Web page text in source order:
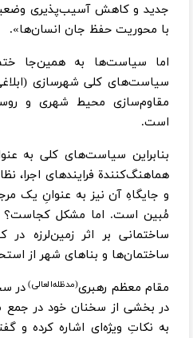
جدید و کاهش آسیب‌پذیری وضعیت
با محوریت حفظ جان انسان‌ها».
اما سیاست‌ها به همین‌جا
مقاوم‌سازی محیط شهری و
است.
بنابراین سیاست‌های کلی به
هماهنگ‌کنندة فرایندهای اجرا،
و جایگاهِ آن نیز به عنوانِ یک
مُبین است. اما مشکل کجاست؟
ساختمانی بر اثر زمین‌لرزه در
ساختمان‌ها و بناهای شهر از
مقام معظم رهبری(مدظله‌العالی)
در بخشی از سخنان خود در جمع
به نکاتِ ویژه‌ای اشاره کرده و